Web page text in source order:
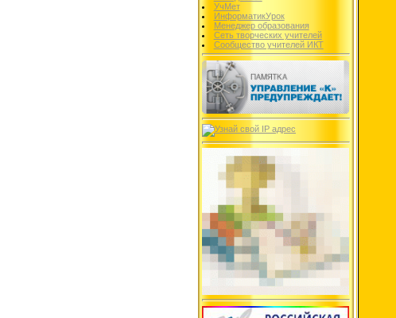
УчМет
ИнформатикУрок
Менеджер образования
Сеть творческих учителей
Сообщество учителей ИКТ